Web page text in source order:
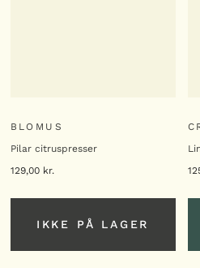
BLOMUS
Pilar citruspresser
129,00 kr.
IKKE PÅ LAGER